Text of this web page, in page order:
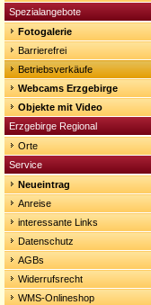
Spezialangebote
Fotogalerie
Barrierefrei
Betriebsverkäufe
Webcams Erzgebirge
Objekte mit Video
Erzgebirge Regional
Orte
Service
Neueintrag
Anreise
interessante Links
Datenschutz
AGBs
Widerrufsrecht
WMS-Onlineshop